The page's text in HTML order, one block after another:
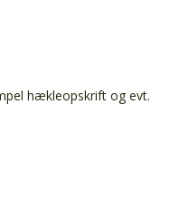
hækleopskrift og evt.